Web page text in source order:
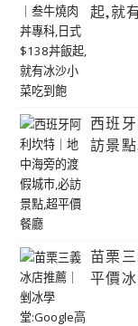
起,就
西班
訪景
苗栗
平價